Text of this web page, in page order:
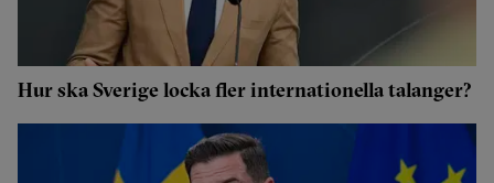
Hur ska Sverige locka fler internationella talanger?